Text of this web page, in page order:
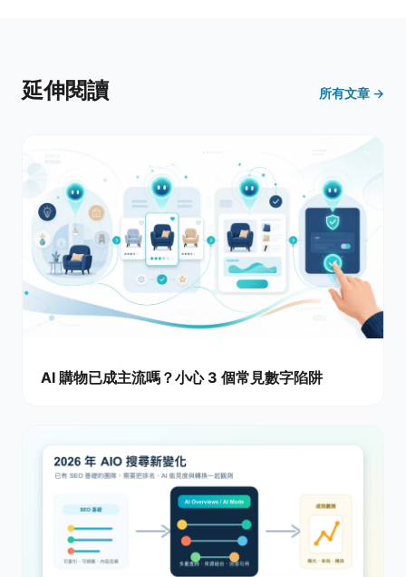
延伸閱讀 所有文章 →
AI 購物已成主流嗎？小心 3 個常見數字陷阱